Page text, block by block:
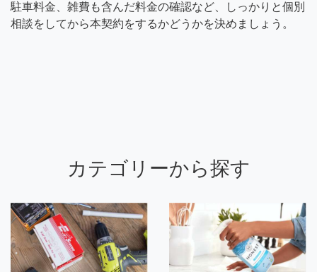
駐車料金、雑費も含んだ料金の確認など、しっかりと個別
相談をしてから本契約をするかどうかを決めましょう。
カテゴリーから探す